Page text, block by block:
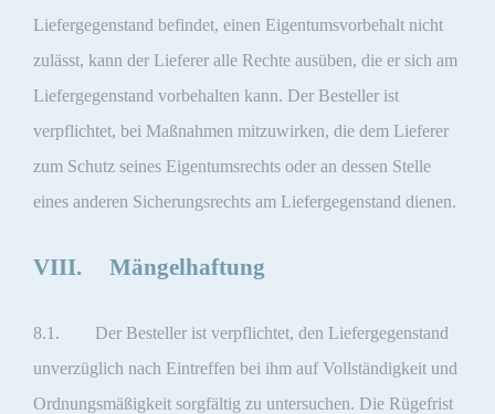
Liefergegenstand befindet, einen Eigentumsvorbehalt nicht
zulässt, kann der Lieferer alle Rechte ausüben, die er sich am
Liefergegenstand vorbehalten kann. Der Besteller ist
verpflichtet, bei Maßnahmen mitzuwirken, die dem Lieferer
zum Schutz seines Eigentumsrechts oder an dessen Stelle
eines anderen Sicherungsrechts am Liefergegenstand dienen.
VIII. Mängelhaftung
8.1. Der Besteller ist verpflichtet, den Liefergegenstand
unverzüglich nach Eintreffen bei ihm auf Vollständigkeit und
Ordnungsmäßigkeit sorgfältig zu untersuchen. Die Rügefrist